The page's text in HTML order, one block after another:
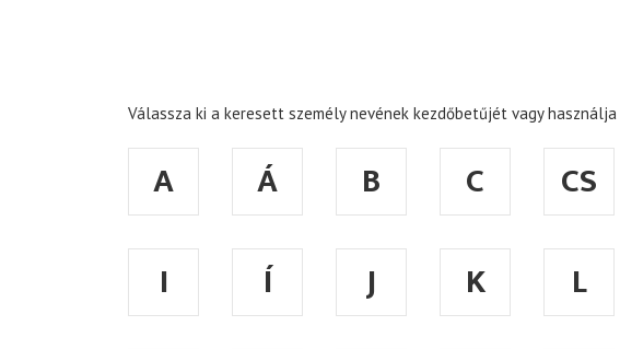
Válassza ki a keresett személy nevének kezdőbetűjét vagy
A Á B C CS
I
Í J K L